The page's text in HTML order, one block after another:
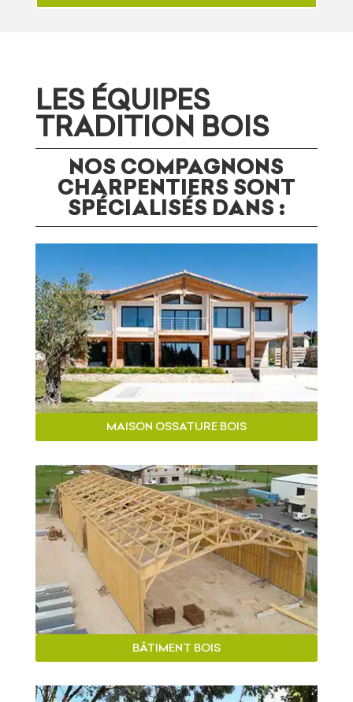
LES ÉQUIPES
TRADITION BOIS
NOS COMPAGNONS
CHARPENTIERS SONT
SPÉCIALISÉS DANS :
MAISON OSSATURE BOIS
BÂTIMENT BOIS